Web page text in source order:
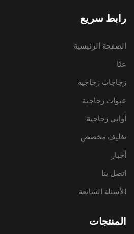
رابط سريع
الصفحة الرئيسية
عنّا
زجاجات زجاجية
عبوات زجاجية
أواني زجاجية
تغليف مخصص
أخبار
اتصل بنا
الأسئلة الشائعة
المنتجات